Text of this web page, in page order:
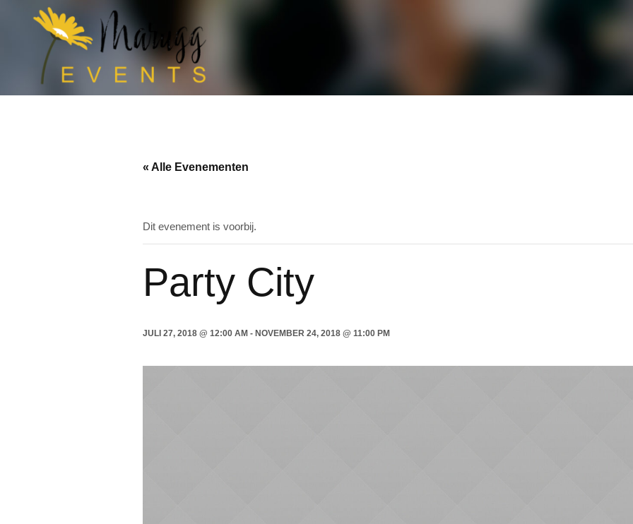
« Alle Evenementen
Dit evenement is voorbij.
Party City
JULI 27, 2018 @ 12:00 AM - NOVEMBER 24, 2018 @ 11:00 PM